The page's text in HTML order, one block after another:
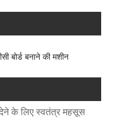
बोर्ड बनाने की मशीन
देने के लिए स्वतंत्र महसूस